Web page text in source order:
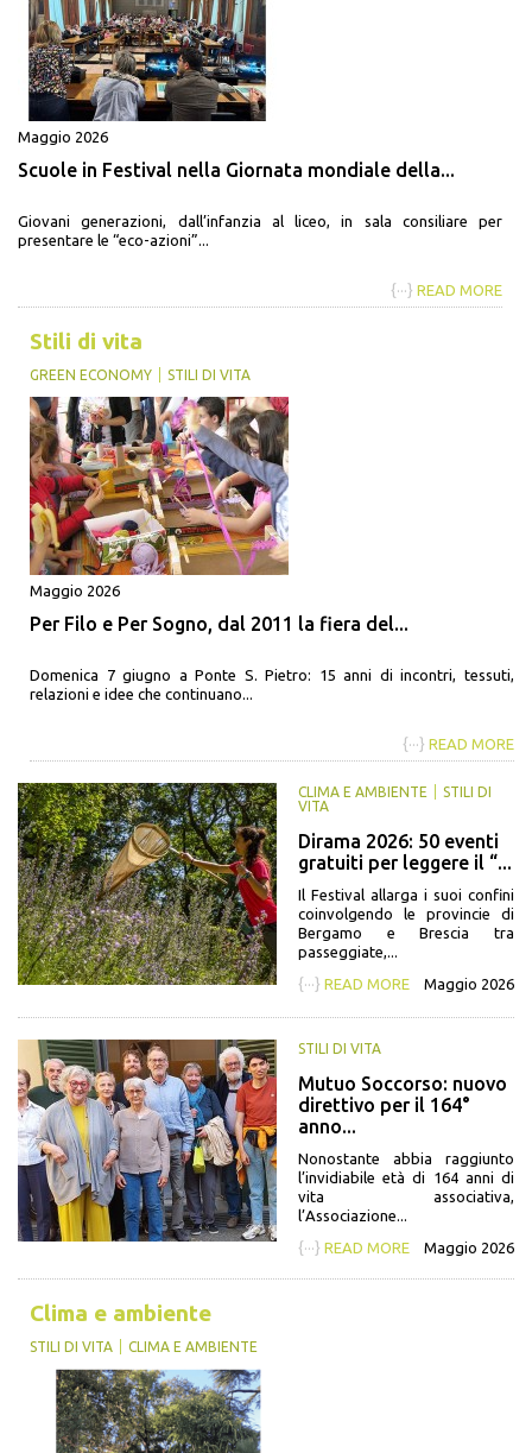
Maggio 2026
Scuole in Festival nella Giornata mondiale della...
Giovani generazioni, dall’infanzia al liceo, in sala consiliare per
presentare le “eco-azioni”...
{···} READ MORE
Stili di vita
GREEN ECONOMY STILI DI VITA
Maggio 2026
Per Filo e Per Sogno, dal 2011 la fiera del...
Domenica 7 giugno a Ponte S. Pietro: 15 anni di incontri, tessuti,
relazioni e idee che continuano...
{···} READ MORE
CLIMA E AMBIENTE
STILI DI
VITA
Dirama 2026: 50 eventi
gratuiti per leggere il “...
Il Festival allarga i suoi confini
coinvolgendo le provincie di
Bergamo e Brescia tra
passeggiate,...
{···} READ MORE Maggio 2026
STILI DI VITA
Mutuo Soccorso: nuovo
direttivo per il 164°
anno...
Nonostante abbia raggiunto
l’invidiabile età di 164 anni di
vita associativa,
l’Associazione...
{···} READ MORE Maggio 2026
Clima e ambiente
STILI DI VITA CLIMA E AMBIENTE